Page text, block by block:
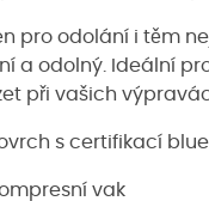
pro odolání i těm
a odolný. Ideální
při vašich
s certifikací
vak